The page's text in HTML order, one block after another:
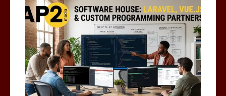
Systemy cichego domyku i otwierania
na dotyk w nowoczesnych szafach na
wymiar
6 min